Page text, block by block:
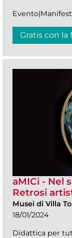
Gratis con la
aMICi - Nel
Retrosi
Musei di Villa
18/01/2024
Didattica per